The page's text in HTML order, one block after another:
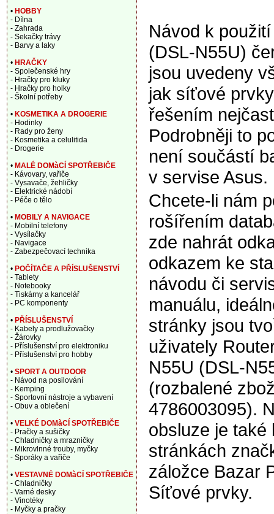
Návod k
(DSL-N55U)
jsou uvedeny
jak síťové
řešením
Podrobněji to
není součástí
v servise Asus.
Chcete-li nám
rošířením
zde nahrát
odkazem ke
návodu či
manuálu,
stránky jsou
uživately
N55U (DSL-
(rozbalené
4786003095).
obsluze je také
stránkách
záložce Bazar
Síťové prvky.
• HOBBY
- Dílna
- Zahrada
- Sekačky trávy
- Barvy a laky
• HRAČKY
- Společenské hry
- Hračky pro kluky
- Hračky pro holky
- Školní potřeby
• KOSMETIKA A DROGERIE
- Hodinky
- Rady pro ženy
- Kosmetika a celulitida
- Drogerie
• MALÉ DOMàCÍ SPOTŘEBIČE
- Kávovary, vařiče
- Vysavače, žehličky
- Elektrické nádobí
- Péče o tělo
• MOBILY A NAVIGACE
- Mobilní telefony
- Vysílačky
- Navigace
- Zabezpečovací technika
• POČÍTAČE A PŘÍSLUŠENSTVÍ
- Tablety
- Notebooky
- Tiskárny a kancelář
- PC komponenty
• PŘÍSLUŠENSTVÍ
- Kabely a prodlužovačky
- Žárovky
- Příslušenství pro elektroniku
- Příslušenství pro hobby
• SPORT A OUTDOOR
- Návod na posilování
- Kemping
- Sportovní nástroje a vybavení
- Obuv a oblečení
• VELKÉ DOMàCÍ SPOTŘEBIČE
- Pračky a sušičky
- Chladničky a mrazničky
- Mikrovlnné trouby, myčky
- Sporáky a vařiče
• VESTAVNÉ DOMàCÍ SPOTŘEBIČE
- Chladničky
- Varné desky
- Vinotéky
- Myčky a pračky